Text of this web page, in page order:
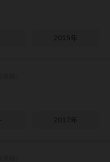
2015年
2017年